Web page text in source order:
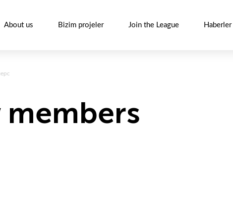
About us Bizim projeler Join the League Haberler